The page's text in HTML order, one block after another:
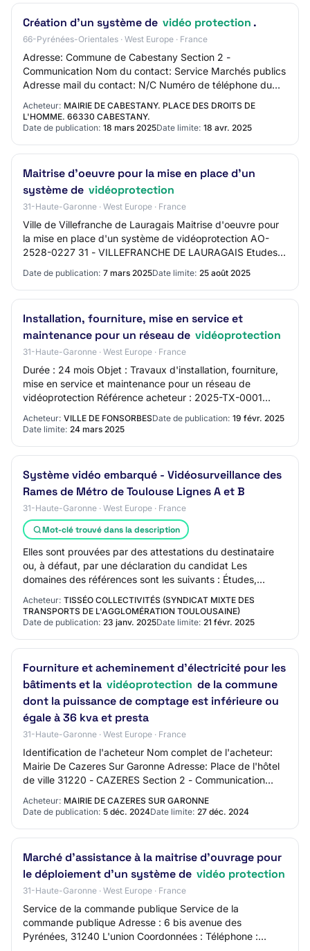
Création d'un système de vidéo protection .
66-Pyrénées-Orientales · West Europe · France
Adresse: Commune de Cabestany Section 2 -
Communication Nom du contact: Service Marchés publics
Adresse mail du contact: N/C Numéro de téléphone du
Acheteur: MAIRIE DE CABESTANY. PLACE DES DROITS DE
L'HOMME. 66330 CABESTANY.
Date de publication: 18 mars 2025Date limite: 18 avr. 2025
Maitrise d'oeuvre pour la mise en place d'un
système de vidéoprotection
31-Haute-Garonne · West Europe · France
Ville de Villefranche de Lauragais Maitrise d'oeuvre pour
la mise en place d'un système de vidéoprotection AO-
2528-0227 31 - VILLEFRANCHE DE LAURAGAIS Etudes,
Date de publication: 7 mars 2025Date limite: 25 août 2025
Installation, fourniture, mise en service et
maintenance pour un réseau de vidéoprotection
31-Haute-Garonne · West Europe · France
Durée : 24 mois Objet : Travaux d'installation, fourniture,
mise en service et maintenance pour un réseau de
vidéoprotection Référence acheteur : 2025-TX-0001
Acheteur: VILLE DE FONSORBESDate de publication: 19 févr. 2025
Date limite: 24 mars 2025
Système vidéo embarqué - Vidéosurveillance des
Rames de Métro de Toulouse Lignes A et B
31-Haute-Garonne · West Europe · France
Mot-clé trouvé dans la description
Elles sont prouvées par des attestations du destinataire
ou, à défaut, par une déclaration du candidat Les
domaines des références sont les suivants : ­Études,
développement, installation, essais et…
Acheteur: TISSÉO COLLECTIVITÉS (SYNDICAT MIXTE DES
TRANSPORTS DE L'AGGLOMÉRATION TOULOUSAINE)
Date de publication: 23 janv. 2025Date limite: 21 févr. 2025
Fourniture et acheminement d'électricité pour les
bâtiments et la vidéoprotection de la commune
dont la puissance de comptage est inférieure ou
égale à 36 kva et presta
31-Haute-Garonne · West Europe · France
Identification de l'acheteur Nom complet de l'acheteur:
Mairie De Cazeres Sur Garonne Adresse: Place de l'hôtel
de ville 31220 - CAZERES Section 2 - Communication
Acheteur: MAIRIE DE CAZERES SUR GARONNE
Date de publication: 5 déc. 2024Date limite: 27 déc. 2024
Marché d'assistance à la maitrise d'ouvrage pour
le déploiement d'un système de vidéo protection
31-Haute-Garonne · West Europe · France
Service de la commande publique Service de la
commande publique Adresse : 6 bis avenue des
Pyrénées, 31240 L'union Coordonnées : Téléphone :